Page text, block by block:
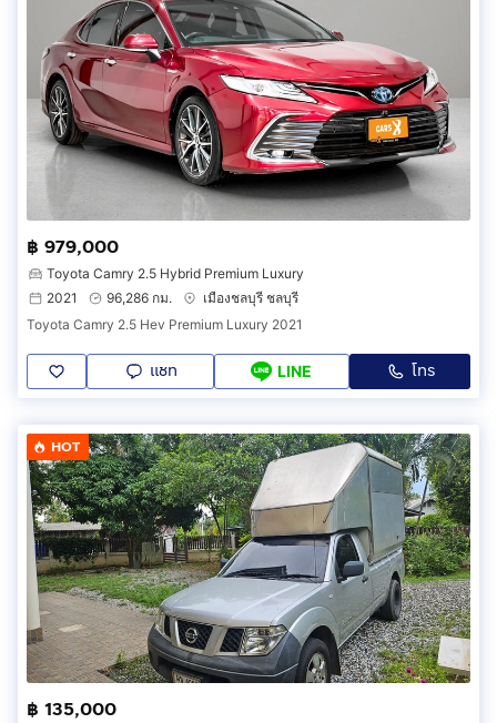
฿ 979,000
Toyota Camry 2.5 Hybrid Premium Luxury
2021
96,286 กม.
เมืองชลบุรี ชลบุรี
Toyota Camry 2.5 Hev Premium Luxury 2021
แชท LINE โทร
HOT
฿ 135,000